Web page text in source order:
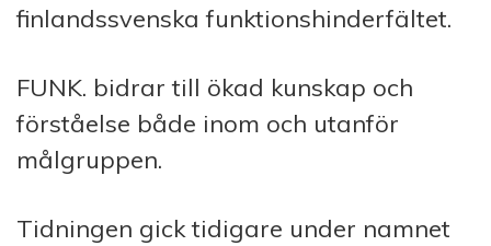
finlandssvenska funktionshinderfältet.
FUNK. bidrar till ökad kunskap och
förståelse både inom och utanför
målgruppen.
Tidningen gick tidigare under namnet